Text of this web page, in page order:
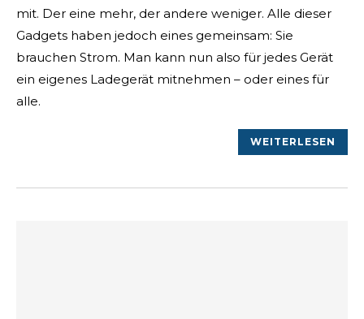
mit. Der eine mehr, der andere weniger. Alle dieser
Gadgets haben jedoch eines gemeinsam: Sie
brauchen Strom. Man kann nun also für jedes Gerät
ein eigenes Ladegerät mitnehmen – oder eines für
alle.
WEITERLESEN